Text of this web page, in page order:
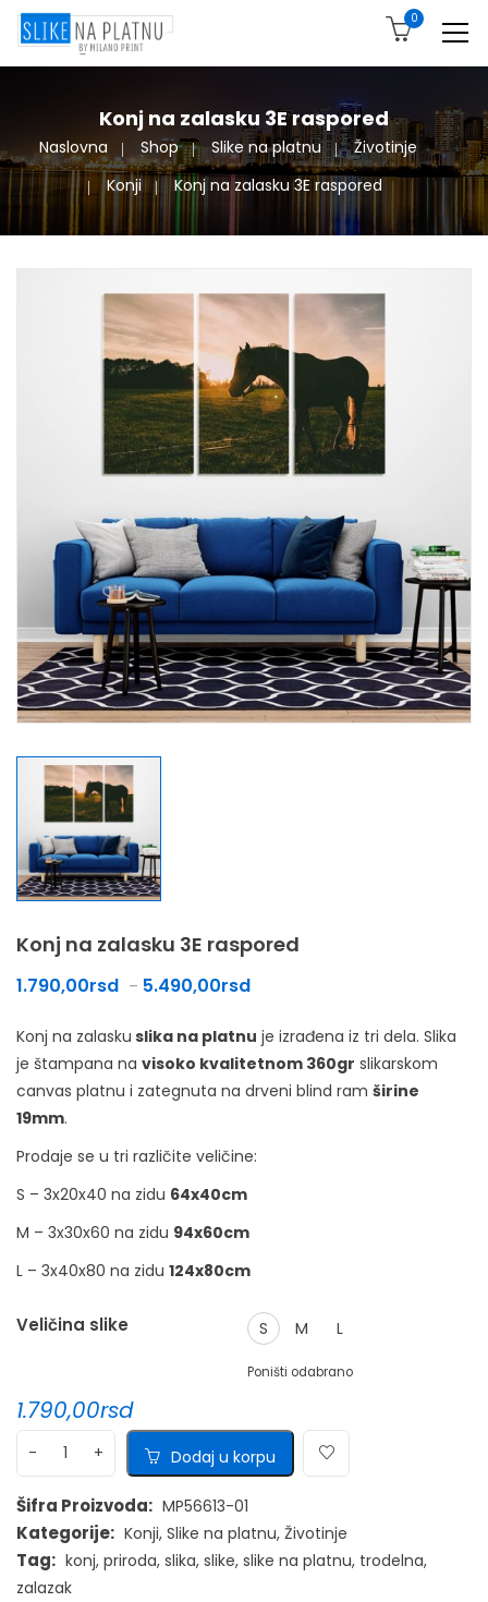
0
Konj na zalasku 3E raspored
Naslovna Shop Slike na platnu
Životinje
Konji
Konj na zalasku 3E raspored
Konj na zalasku 3E raspored
1.790,00rsd – 5.490,00rsd
Konj na zalasku slika na platnu je izrađena iz tri dela. Slika
je štampana na visoko kvalitetnom 360gr slikarskom
canvas platnu i zategnuta na drveni blind ram širine
19mm.
Prodaje se u tri različite veličine:
S – 3x20x40 na zidu 64x40cm
M – 3x30x60 na zidu 94x60cm
L – 3x40x80 na zidu 124x80cm
Veličina slike S M L
Poništi odabrano
1.790,00rsd
Dodaj u korpu
Šifra Proizvoda: MP56613-01
Kategorije: Konji, Slike na platnu, Životinje
Tag: konj, priroda, slika, slike, slike na platnu, trodelna,
zalazak